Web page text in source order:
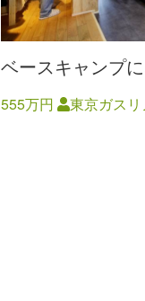
ベースキャンプ
555万円 東京ガス